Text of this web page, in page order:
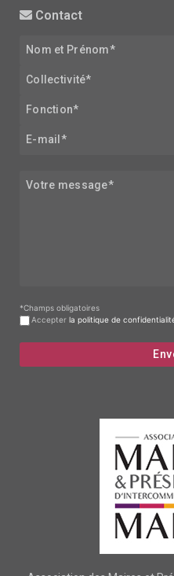
Contact
*Champs obligatoires
Accepter la politique de